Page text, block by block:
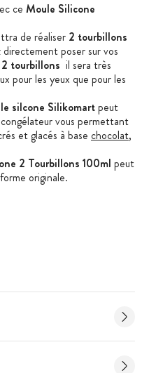
ce Moule Silicone
de réaliser 2 tourbillons
directement poser sur vos
tourbillons il sera très
pour les yeux que pour les
silcone Silikomartpeut
vous permettant
et glacés à base chocolat,
2 Tourbillons 100ml peut
originale.